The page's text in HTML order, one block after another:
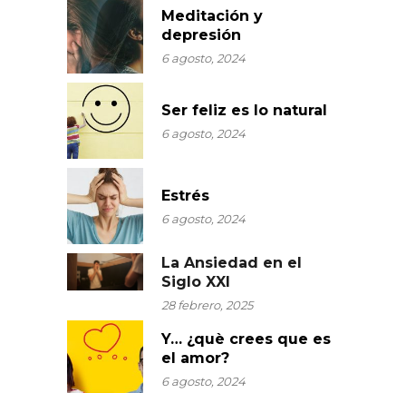
Meditación y
depresión
6 agosto, 2024
Ser feliz es lo natural
6 agosto, 2024
Estrés
6 agosto, 2024
La Ansiedad en el
Siglo XXI
28 febrero, 2025
Y… ¿què crees que es
el amor?
6 agosto, 2024